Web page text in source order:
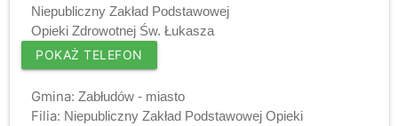
Niepubliczny Zakład Podstawowej
Opieki Zdrowotnej Św. Łukasza
POKAŻ TELEFON
Gmina: Zabłudów - miasto
Filia: Niepubliczny Zakład Podstawowej Opieki